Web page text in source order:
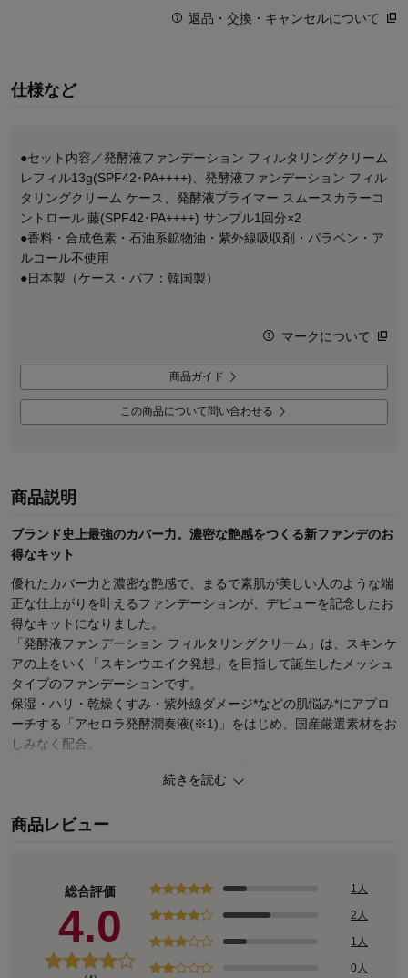
返品・交換・キャンセルについて
仕様など
●セット内容／発酵液ファンデーション フィルタリングクリーム
レフィル13g(SPF42･PA++++)、発酵液ファンデーション フィル
タリングクリーム ケース、発酵液プライマー スムースカラーコ
ントロール 藤(SPF42･PA++++) サンプル1回分×2
●香料・合成色素・石油系鉱物油・紫外線吸収剤・パラベン・ア
ルコール不使用
●日本製（ケース・パフ：韓国製）
マークについて
商品ガイド
この商品について問い合わせる
商品説明
ブランド史上最強のカバー力。濃密な艶感をつくる新ファンデのお
得なキット
優れたカバー力と濃密な艶感で、まるで素肌が美しい人のような端
正な仕上がりを叶えるファンデーションが、デビューを記念したお
得なキットになりました。
「発酵液ファンデーション フィルタリングクリーム」は、スキンケ
アの上をいく「スキンウエイク発想」を目指して誕生したメッシュ
タイプのファンデーションです。
保湿・ハリ・乾燥くすみ・紫外線ダメージ*などの肌悩み*にアプロ
ーチする「アセロラ発酵潤奏液(※1)」をはじめ、国産厳選素材をお
しみなく配合。
ワも目立たなく(※2)します。
をしっかりプロテクト。
セットのプライマー(化粧下地)を使うことで、プライマーの「仕込
肌を育みながら(※3)今の肌を美しく彩ります。
レフィル＆パフの本体価格そのまま、ケースと同ラインのプライマ
ー(化粧下地)のパウチサンプルが付いてきます。
続きを読む
商品レビュー
総合評価
4.0
1人
2人
1人
0人